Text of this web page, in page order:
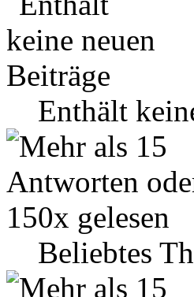
Enthält
Beliebtes